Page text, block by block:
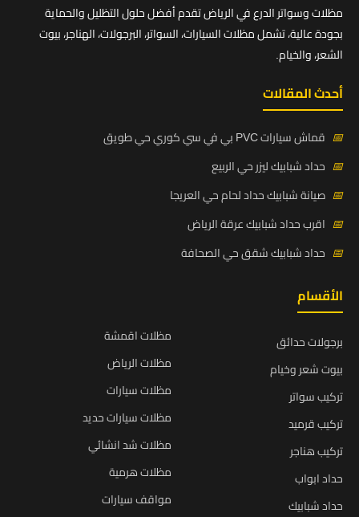
مظلات وسواتر الدرع في الرياض تقدم أفضل حلول التظليل والحماية
بجودة عالية، تشمل مظلات السيارات، السواتر، البرجولات، الهناجر، بيوت
الشعر، والخيام.
أحدث المقالات
📅 قماش سيارات PVC بي في سي كوري حي طويق
📅 حداد شبابيك ليزر حي الربيع
📅 صيانة شبابيك حداد لحام حي العريجا
📅 اقرب حداد شبابيك عرقة الرياض
📅 حداد شبابيك شقق حي الصحافة
الأقسام
برجولات حدائق
بيوت شعر وخيام
تركيب سواتر
تركيب قرميد
تركيب هناجر
حداد ابواب
حداد شبابيك
مظلات اقمشة
مظلات الرياض
مظلات سيارات
مظلات سيارات حديد
مظلات شد انشائي
مظلات هرمية
مواقف سيارات